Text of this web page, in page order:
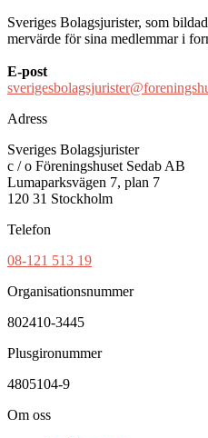
Sveriges Bolagsjurister, som
mervärde för sina medlemmar i
E-post
Adress
Sveriges Bolagsjurister
c / o Föreningshuset Sedab AB
Lumaparksvägen 7, plan 7
120 31 Stockholm
Telefon
08-121 513 19
Organisationsnummer
802410-3445
Plusgironummer
4805104-9
Om oss